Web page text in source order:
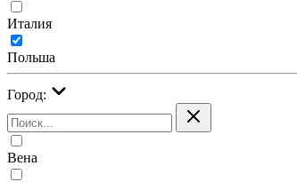
Италия
Польша
Город:
Вена